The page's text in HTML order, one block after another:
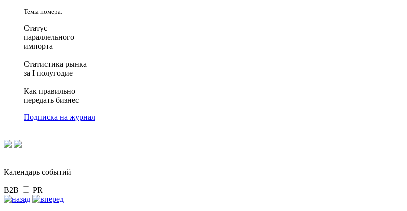
Темы номера:
Статус
параллельного
импорта
Статистика рынка
за I полугодие
Как правильно
передать бизнес
Подписка на журнал
Календарь событий
B2B PR